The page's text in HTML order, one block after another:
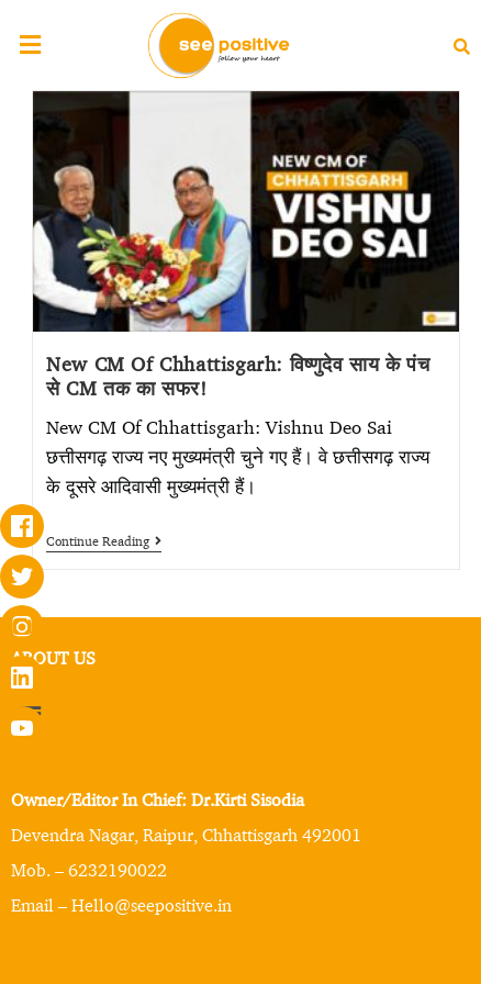
New CM Of Chhattisgarh: विष्णुदेव साय के पंच
से CM तक का सफर!
New CM Of Chhattisgarh: Vishnu Deo Sai
छत्तीसगढ़ राज्य नए मुख्यमंत्री चुने गए हैं। वे छत्तीसगढ़ राज्य
के दूसरे आदिवासी मुख्यमंत्री हैं।
Continue Reading
ABOUT US
Owner/Editor In Chief: Dr.Kirti Sisodia
Devendra Nagar, Raipur, Chhattisgarh 492001
Mob. – 6232190022
Email – Hello@seepositive.in